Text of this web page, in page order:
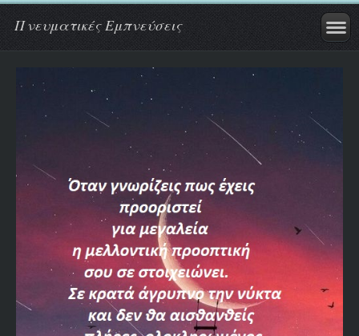
Πνευματικές Εμπνεύσεις